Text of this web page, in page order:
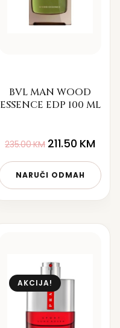
BVL MAN WOOD
ESSENCE EDP 100 ML
235.00KM 211.50 KM
NARUČI ODMAH
AKCIJA!